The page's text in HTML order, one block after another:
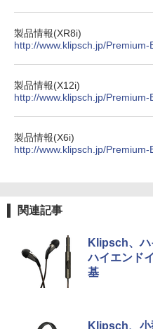
製品情報(XR8i)
http://www.klipsch.jp/
製品情報(X12i)
http://www.klipsch.jp/
製品情報(X6i)
http://www.klipsch.jp/
関連記事
Klipsch、ハ
ハイエンド
基
Klipsch、小